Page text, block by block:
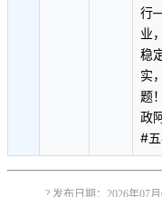
行
业
稳
实
题
政
#
? 发布日期：2026年07